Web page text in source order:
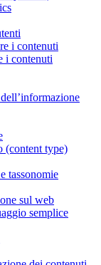
i contenuti
i contenuti
(content type)
tassonomie
sul web
semplice